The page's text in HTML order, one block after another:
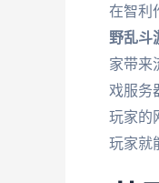
在智利
野乱斗
家带来
戏服务
玩家的
玩家就